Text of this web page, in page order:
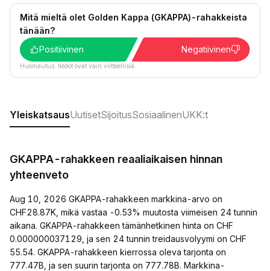
Mitä mieltä olet Golden Kappa (GKAPPA)-rahakkeista
tänään?
Positiivinen
Negatiivinen
Huomautus: tiedot ovat vain viitteellisiä.
YleiskatsausUutisetSijoitusSosiaalinenUKK:t
GKAPPA-rahakkeen reaaliaikaisen hinnan
yhteenveto
Aug 10, 2026 GKAPPA-rahakkeen markkina-arvo on
CHF28.87K, mikä vastaa -0.53% muutosta viimeisen 24 tunnin
aikana. GKAPPA-rahakkeen tämänhetkinen hinta on CHF
0.000000037129, ja sen 24 tunnin treidausvolyymi on CHF
55.54. GKAPPA-rahakkeen kierrossa oleva tarjonta on
777.47B, ja sen suurin tarjonta on 777.78B. Markkina-